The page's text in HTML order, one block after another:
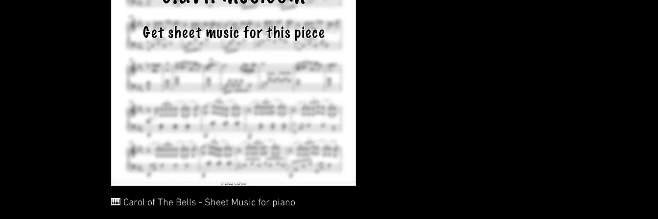
🎹 Carol of The Bells - Sheet Music for piano